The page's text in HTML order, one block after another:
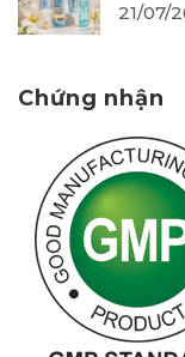
21/07/
Chứng nhận